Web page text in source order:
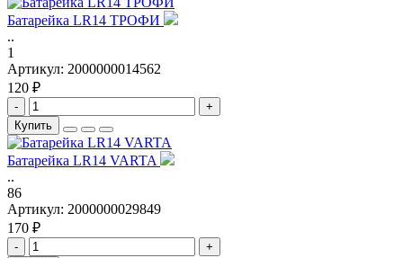
Батарейка LR14 ТРОФИ
..
1
Артикул: 2000000014562
120 ₽
-
+
Купить
Батарейка LR14 VARTA
..
86
Артикул: 2000000029849
170 ₽
-
+